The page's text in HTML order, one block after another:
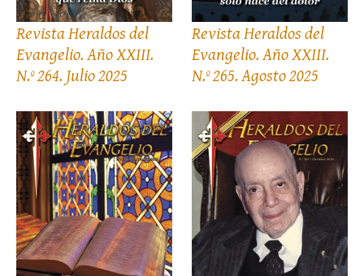
Revista Heraldos del
Evangelio. Año XXIII.
N.º 264. Julio 2025
Revista Heraldos del
Evangelio. Año XXIII.
N.º 265. Agosto 2025